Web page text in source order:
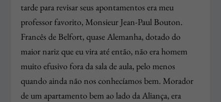
tarde para revisar seus apontamentos era meu
professor favorito, Monsieur Jean-Paul Bouton.
Francês de Belfort, quase Alemanha, dotado do
maior nariz que eu vira até então, não era homem
muito efusivo fora da sala de aula, pelo menos
quando ainda não nos conhecíamos bem. Morador
de um apartamento bem ao lado da Aliança, era